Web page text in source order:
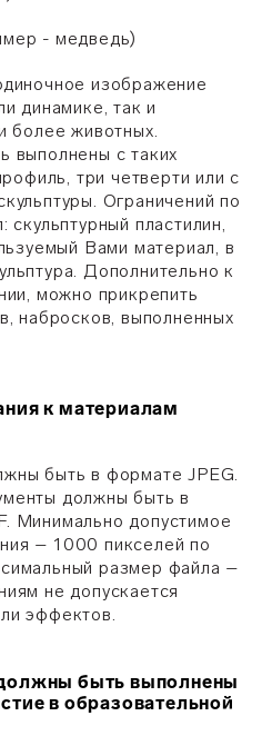
- медведь)
изображение
динамике, так и
более животных.
выполнены с таких
три четверти или с
Ограничений по
пластилин,
Вами материал, в
Дополнительно к
можно прикрепить
набросков, выполненных
к материалам
быть в формате JPEG.
должны быть в
Минимально допустимое
– 1000 пикселей по
размер файла –
не допускается
эффектов.
быть выполнены
в образовательной